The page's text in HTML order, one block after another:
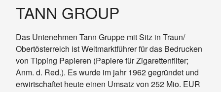
TANN GROUP
Das Un­te­neh­men Tann Grup­pe mit Sitz in Traun/​
Ober­t­ös­ter­reich ist Welt­markt­füh­rer für das Be­dru­cken
von Tip­ping Pa­pie­ren (Pa­pie­re für Zi­ga­ret­ten­fil­ter;
Anm. d. Red.). Es wur­de im jahr 1962 ge­grün­det und
er­wirt­schaf­tet heu­te ei­nen Um­satz von 252 Mio. EUR